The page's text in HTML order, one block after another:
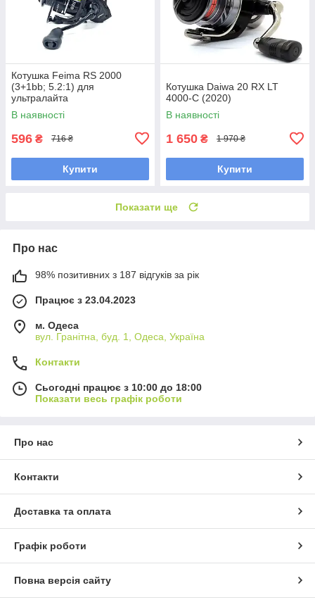
Котушка Feima RS 2000
(3+1bb; 5.2:1) для
ультралайта
В наявності
596 ₴ 716 ₴
Купити
Котушка Daiwa 20 RX LT
4000-C (2020)
В наявності
1 650 ₴ 1 970 ₴
Купити
Показати ще
Про нас
98% позитивних з 187 відгуків за рік
Працює з 23.04.2023
м. Одеса
вул. Гранітна, буд. 1, Одеса, Україна
Контакти
Сьогодні працює з 10:00 до 18:00
Показати весь графік роботи
Про нас
Контакти
Доставка та оплата
Графік роботи
Повна версія сайту